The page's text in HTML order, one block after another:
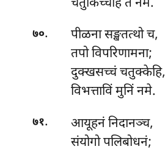
चतुकिच्चेहि तं नमे.
७०.
पीळना सङ्खतत्थो च,
तपो विपरिणामना;
दुक्खसच्चं चतुक्केहि,
विभत्ताविं मुनिं नमे.
७१. आयूहनंनिदानञ्च,
संयोगो पलिबोधनं;